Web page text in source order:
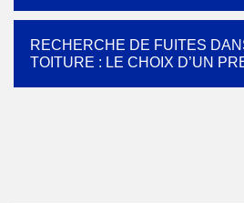
RECHERCHE DE FUITES
TOITURE : LE CHOIX D’UN